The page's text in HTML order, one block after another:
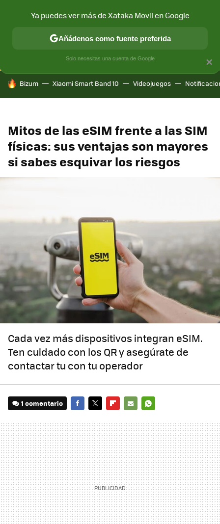
CONECTIVIDAD MÓVIL Y SOCIEDAD APLICACIONES
HOY SE HABLA DE
Bizum Xiaomi Smart Band 10 Videojuegos
Mitos de las eSIM frente a las SIM
físicas: sus ventajas son mayores
si sabes esquivar los riesgos
Cada vez más dispositivos integran eSIM.
Ten cuidado con los QR y asegúrate de
contactar tu con tu operador
1 comentario
MAIL
×
Ya puedes ver más de Xataka Movil en Google
Añádenos como fuente preferida
Solo necesitas una cuenta de Google